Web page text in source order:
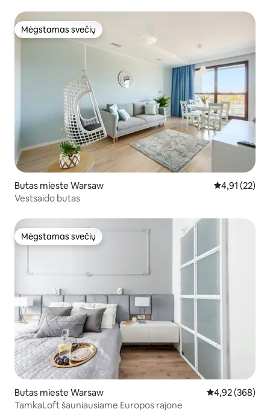
Mėgstamas svečių
Mėgstamas svečių
Butas mieste Warsaw Vidutinis
4,91 (22)
Vestsaido butas
Mėgstamas svečių
Mėgstamas svečių
Butas mieste Warsaw Vidutinis
4,92 (368)
TamkaLoft šauniausiame Europos rajone